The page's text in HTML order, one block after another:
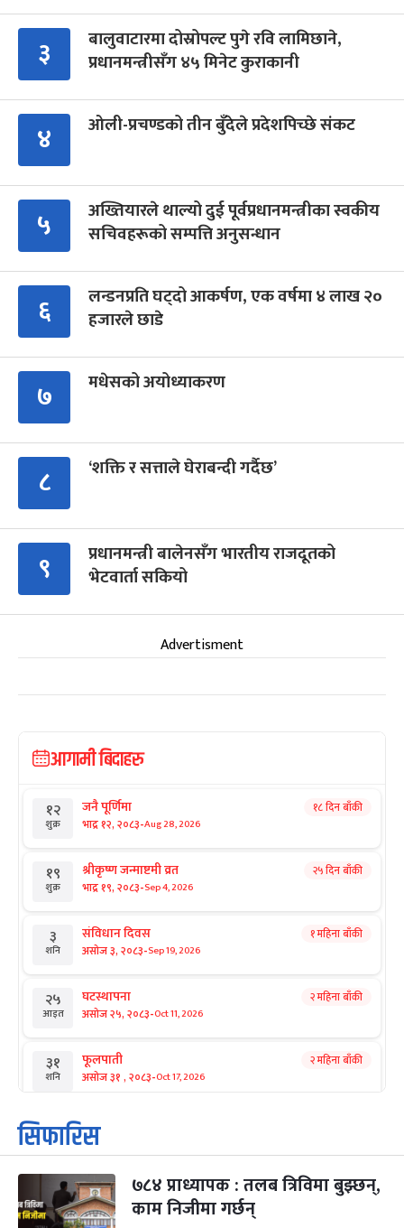
३
बालुवाटारमा दोस्रोपल्ट पुगे रवि लामिछाने,
प्रधानमन्त्रीसँग ४५ मिनेट कुराकानी
४ ओली-प्रचण्डको तीन बुँदेले प्रदेशपिच्छे संकट
५
अख्तियारले थाल्यो दुई पूर्वप्रधानमन्त्रीका स्वकीय
सचिवहरूको सम्पत्ति अनुसन्धान
६
लन्डनप्रति घट्दो आकर्षण, एक वर्षमा ४ लाख २०
हजारले छाडे
७ मधेसको अयोध्याकरण
८ ‘शक्ति र सत्ताले घेराबन्दी गर्दैछ’
९
प्रधानमन्त्री बालेनसँग भारतीय राजदूतको
भेटवार्ता सकियो
Advertisment
आगामी बिदाहरु
१२
शुक्र
जनै पूर्णिमा
भाद्र १२, २०८३-Aug 28, 2026
१८ दिन बाँकी
१९
शुक्र
श्रीकृष्ण जन्माष्टमी व्रत
भाद्र १९, २०८३-Sep 4, 2026
२५ दिन बाँकी
३
शनि
संविधान दिवस
असोज ३, २०८३-Sep 19, 2026
१ महिना बाँकी
२५
आइत
घटस्थापना
असोज २५, २०८३-Oct 11, 2026
२ महिना बाँकी
३१
शनि
फूलपाती
असोज ३१ , २०८३-Oct 17, 2026
२ महिना बाँकी
१
आइत
कार्तिक सङ्क्रान्ति
कार्तिक १, २०८३
३
मंगल
महानवमी
कार्तिक ३, २०८३-Oct 20, 2026
२ महिना बाँकी
सिफारिस
७८४ प्राध्यापक : तलब त्रिविमा बुझ्छन्,
काम निजीमा गर्छन्